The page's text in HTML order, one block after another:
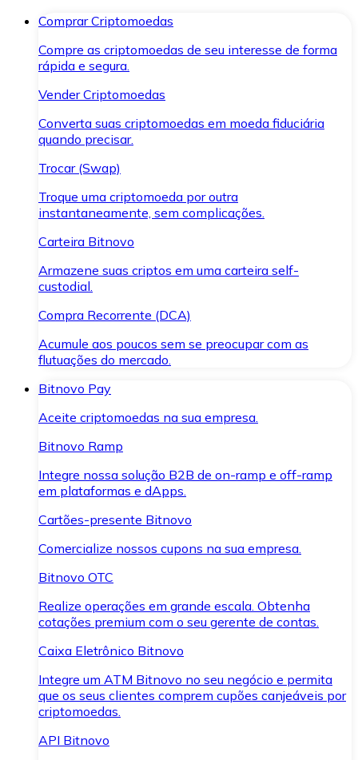
Comprar Criptomoedas
Compre as criptomoedas de seu interesse de forma
rápida e segura.
Vender Criptomoedas
Converta suas criptomoedas em moeda fiduciária
quando precisar.
Trocar (Swap)
Troque uma criptomoeda por outra
instantaneamente, sem complicações.
Carteira Bitnovo
Armazene suas criptos em uma carteira self-
custodial.
Compra Recorrente (DCA)
Acumule aos poucos sem se preocupar com as
flutuações do mercado.
Bitnovo Pay
Aceite criptomoedas na sua empresa.
Bitnovo Ramp
Integre nossa solução B2B de on-ramp e off-ramp
em plataformas e dApps.
Cartões-presente Bitnovo
Comercialize nossos cupons na sua empresa.
Bitnovo OTC
Realize operações em grande escala. Obtenha
cotações premium com o seu gerente de contas.
Caixa Eletrônico Bitnovo
Integre um ATM Bitnovo no seu negócio e permita
que os seus clientes comprem cupões canjeáveis por
criptomoedas.
API Bitnovo